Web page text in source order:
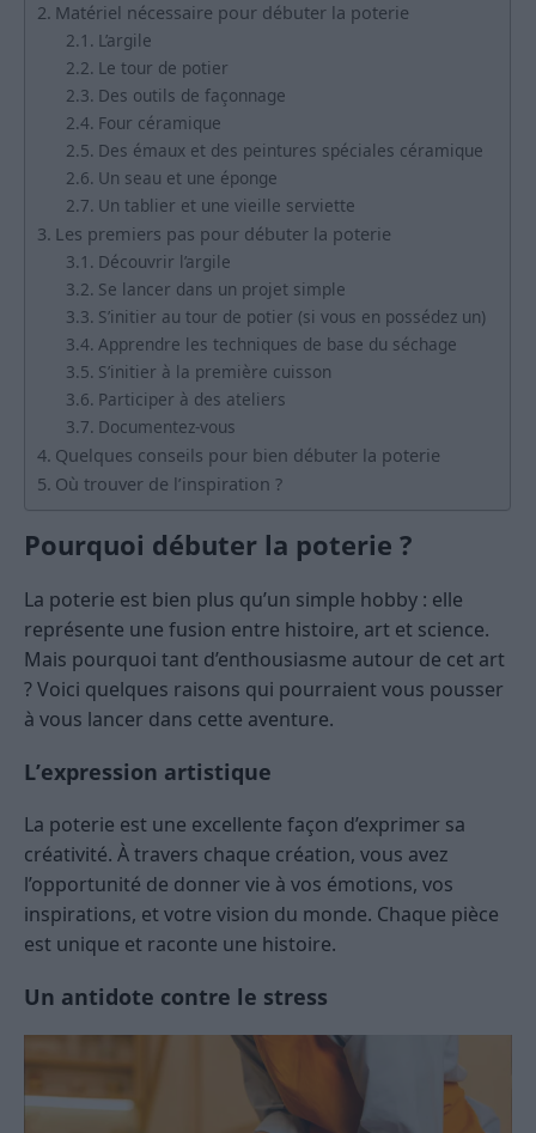
Matériel nécessaire pour débuter la poterie
L’argile
Le tour de potier
Des outils de façonnage
Four céramique
Des émaux et des peintures spéciales céramique
Un seau et une éponge
Un tablier et une vieille serviette
Les premiers pas pour débuter la poterie
Découvrir l’argile
Se lancer dans un projet simple
S’initier au tour de potier (si vous en possédez un)
Apprendre les techniques de base du séchage
S’initier à la première cuisson
Participer à des ateliers
Documentez-vous
Quelques conseils pour bien débuter la poterie
Où trouver de l’inspiration ?
Pourquoi débuter la poterie ?
La poterie est bien plus qu’un simple hobby : elle
représente une fusion entre histoire, art et science.
Mais pourquoi tant d’enthousiasme autour de cet art
? Voici quelques raisons qui pourraient vous pousser
à vous lancer dans cette aventure.
L’expression artistique
La poterie est une excellente façon d’exprimer sa
créativité. À travers chaque création, vous avez
l’opportunité de donner vie à vos émotions, vos
inspirations, et votre vision du monde. Chaque pièce
est unique et raconte une histoire.
Un antidote contre le stress